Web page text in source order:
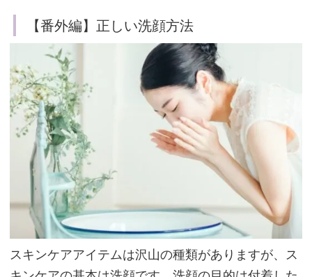
プ
ロ
ー
チ
と
ろ
け
る
高
保
湿
「デ
イ
【番外編】正しい洗顔方法
スキンケアアイテムは沢山の種類がありますが、ス